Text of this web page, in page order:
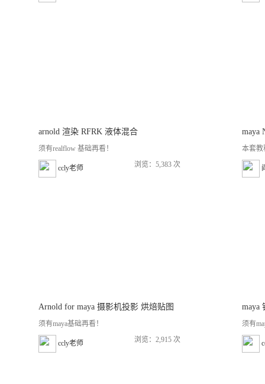
arnold 渲染 RFRK 液体混合
须有realflow 基础再看！
ccly老师 浏览：5,383 次
本套教
Arnold for maya 摄影机投影 烘焙贴图
须有maya基础再看！
ccly老师 浏览：2,915 次
maya
须有